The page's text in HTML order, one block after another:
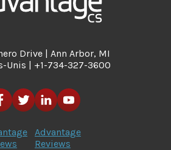
Drive | Ann Arbor, MI
Unis | +1-734-327-3600
Advantage
Reviews